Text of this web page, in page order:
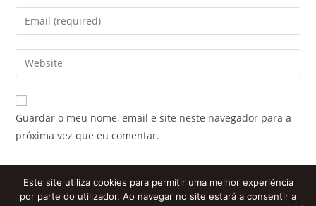
name
comment
Enter
your
email
address
comment
Enter
your
website
URL
Guardar o meu nome, email e site neste navegador para a
próxima vez que eu comentar.
Este site utiliza cookies para permitir uma melhor experiência
por parte do utilizador. Ao navegar no site estará a consentir a